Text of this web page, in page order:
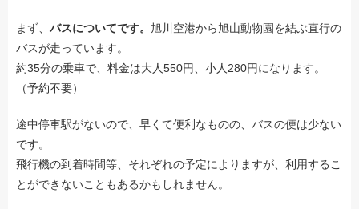
まず、 バスについてです。 旭川空港から旭山動物園を結ぶ直行の
バスが走っています。
約35分の乗車で、料金は大人550円、小人280円になります。
（予約不要）
途中停車駅がないので、早くて便利なものの、バスの便は少ない
です。
飛行機の到着時間等、それぞれの予定によりますが、利用するこ
とができないこともあるかもしれません。